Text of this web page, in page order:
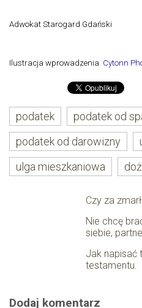
Adwokat Starogard Gdański
Ilustracja wprowadzenia Cytonn
podatek
podatek od
podatek od darowizny
ulga mieszkaniowa
Czy za
Nie chcę
siebie,
Jak napisać
testamentu.
Dodaj komentarz